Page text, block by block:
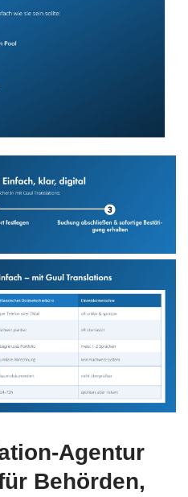
Agentur
Behörden,